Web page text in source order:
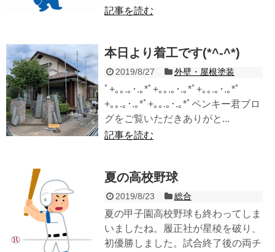
記事を読む
本日より着工です(*^-^*)
2019/8/27 外壁・屋根塗装
ﾟ+｡｡.｡･.｡*ﾟ+｡｡.｡･.｡*ﾟ+｡｡.｡･.｡*ﾟ
+｡｡.｡･.｡*ﾟ+｡｡.｡･.｡*ﾟペンキー君ブロ
グをご覧いただきありがと...
記事を読む
夏の高校野球
2019/8/23 総合
夏の甲子園高校野球も終わってしま
いましたね。履正社が星稜を破り、
初優勝しました。試合終了後の両チ